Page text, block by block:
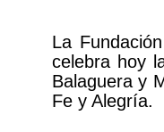
La
celebra hoy
Balaguera y
Fe y Alegría.